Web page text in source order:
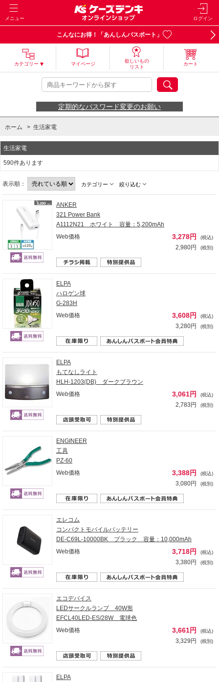
メニュー ログイン
こんなにお得！「あんしんパスポート」
カテゴリー マイページ
欲しいもの
リスト
カート
定期的なパスワード変更のお願い
ホーム > 生活家電
生活家電
590件あります
表示順： カテゴリー 絞り込む
ANKER
321 Power Bank
A1112N21 ホワイト 容量：5,200mAh
Web価格
3,278円 (税込)
2,980円 (税別)
ELPA
ハロゲン球
G-283H
Web価格
3,608円 (税込)
3,280円 (税別)
ELPA
もてなしライト
HLH-1203(DB) ダークブラウン
Web価格
3,061円 (税込)
2,783円 (税別)
ENGINEER
工具
PZ-60
Web価格
3,388円 (税込)
3,080円 (税別)
エレコム
コンパクトモバイルバッテリー
DE-C69L-10000BK ブラック 容量：10,000mAh
Web価格
3,718円 (税込)
3,380円 (税別)
エコデバイス
LEDサークルランプ 40W形
EFCL40LED-ES/28W 電球色
Web価格
3,661円 (税込)
3,329円 (税別)
ELPA